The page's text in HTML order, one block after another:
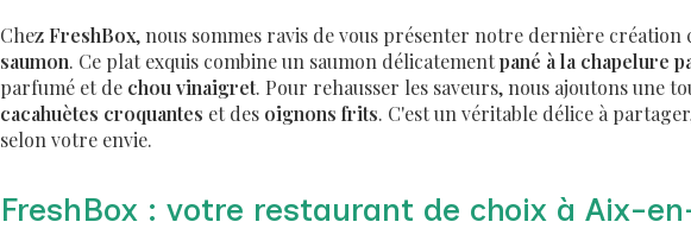
Chez FreshBox, nous sommes ravis de vous présenter notre dernière création
saumon. Ce plat exquis combine un saumon délicatementpané à la chapelure
parfumé et de chou vinaigret. Pour rehausser les saveurs, nous ajoutons une
cacahuètes croquantes et des oignons frits. C'est un véritable délice à
selon votre envie.
FreshBox : votre restaurant de choix à Aix-